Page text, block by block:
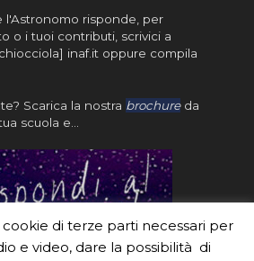
l'Astronomo risponde, per
o i tuoi contributi, scrivici a
inaf.it oppure compila
Scarica la nostra brochureda
scuola e…
di terze parti necessari per
e video, dare la possibilità di